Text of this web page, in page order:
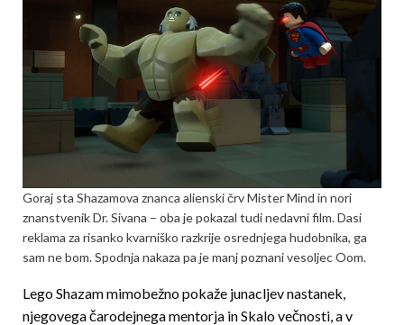
Goraj sta Shazamova znanca alienski črv Mister Mind in nori
znanstvenik Dr. Sivana – oba je pokazal tudi nedavni film. Dasi
reklama za risanko kvarniško razkrije osrednjega hudobnika, ga
sam ne bom. Spodnja nakaza pa je manj poznani vesoljec Oom.
Lego Shazam mimobežno pokaže junacljev nastanek,
njegovega čarodejnega mentorja in Skalo večnosti, a v